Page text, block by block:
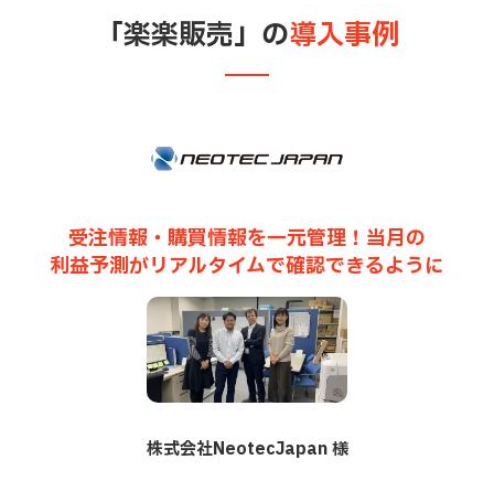
「楽楽販売」の導入事例
受注情報・購買情報を一元管理！当月の
利益予測がリアルタイムで確認できるように
株式会社NeotecJapan 様